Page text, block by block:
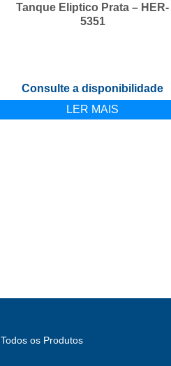
Tanque Eliptico Prata – HER-
5351
Consulte a disponibilidade
LER MAIS
Todos os Produtos